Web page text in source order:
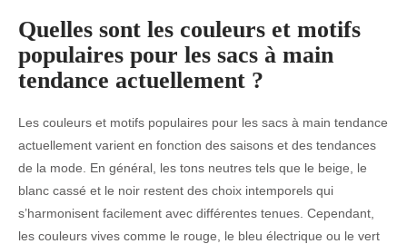
Quelles sont les couleurs et motifs
populaires pour les sacs à main
tendance actuellement ?
Les couleurs et motifs populaires pour les sacs à main tendance
actuellement varient en fonction des saisons et des tendances
de la mode. En général, les tons neutres tels que le beige, le
blanc cassé et le noir restent des choix intemporels qui
s’harmonisent facilement avec différentes tenues. Cependant,
les couleurs vives comme le rouge, le bleu électrique ou le vert